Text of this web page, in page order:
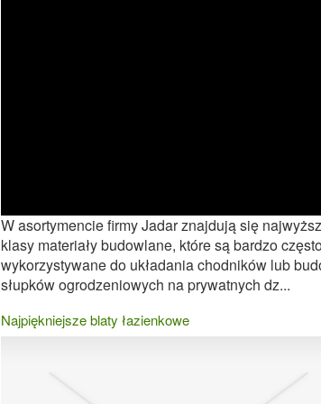
W asortymencie firmy Jadar znajdują się
klasy materiały budowlane, które są bardzo
wykorzystywane do układania chodników lub
słupków ogrodzeniowych na prywatnych dz...
Najpiękniejsze blaty łazienkowe